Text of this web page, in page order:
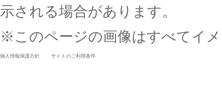
示される場合があります。
※このページの画像はすべてイ
個人情報保護方針 サイトのご利用条件